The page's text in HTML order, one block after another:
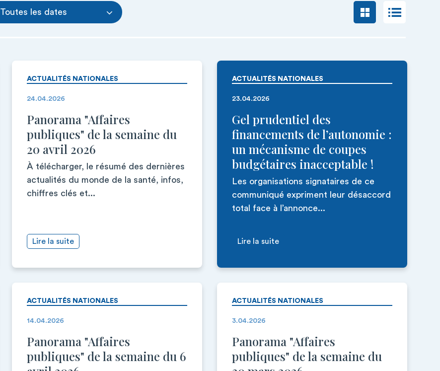
Toutes les dates
ACTUALITÉS NATIONALES
24.04.2026
Panorama "Affaires
publiques" de la semaine du
20 avril 2026
À télécharger, le résumé des dernières
actualités du monde de la santé, infos,
chiffres clés et...
Lire la suite
ACTUALITÉS NATIONALES
23.04.2026
Gel prudentiel des
financements de l’autonomie :
un mécanisme de coupes
budgétaires inacceptable !
Les organisations signataires de ce
communiqué expriment leur désaccord
total face à l’annonce...
Lire la suite
ACTUALITÉS NATIONALES
14.04.2026
Panorama "Affaires
publiques" de la semaine du 6
ACTUALITÉS NATIONALES
3.04.2026
Panorama "Affaires
publiques" de la semaine du